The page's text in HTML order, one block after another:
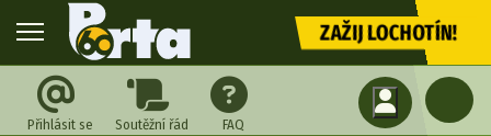
ZAŽIJ LOCHOTÍN!
Přihlásit se Soutěžní řád FAQ